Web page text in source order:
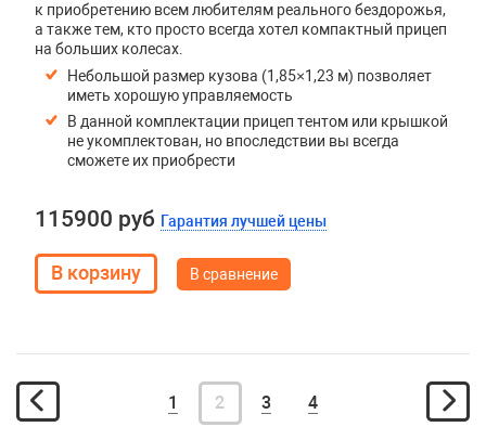
к приобретению всем любителям реального бездорожья,
а также тем, кто просто всегда хотел компактный прицеп
на больших колесах.
Небольшой размер кузова (1,85×1,23 м) позволяет
иметь хорошую управляемость
В данной комплектации прицеп тентом или крышкой
не укомплектован, но впоследствии вы всегда
сможете их приобрести
115900 руб Гарантия лучшей цены
В сравнение
1 2 3 4